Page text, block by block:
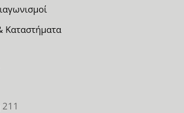
Καταστήματα